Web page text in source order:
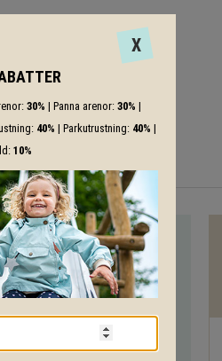
HELA VÄGEN!
produkter till säkerhet och
dig igenom hela projektet.
eller maila oss
X
30% | Panna arenor: 30% |
40% | Parkutrustning: 40% |
10%